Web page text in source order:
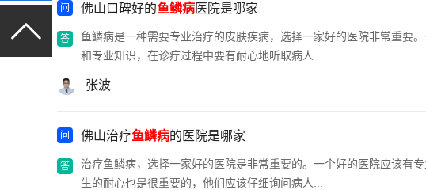
佛山口碑好的鱼鳞病医院是哪家
鱼鳞病是一种需要专业治疗的皮肤疾病，选择一家好的医院非常重要
和专业知识，在诊疗过程中要有耐心地听取病人...
张波
佛山治疗鱼鳞病的医院是哪家
治疗鱼鳞病，选择一家好的医院是非常重要的。一个好的医院应该有
生的耐心也是很重要的，他们应该仔细询问病人...